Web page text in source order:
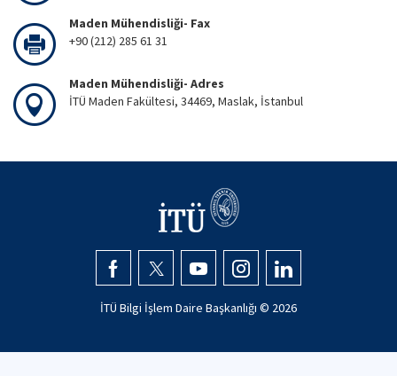
Maden Mühendisliği- Fax
+90 (212) 285 61 31
Maden Mühendisliği- Adres
İTÜ Maden Fakültesi, 34469, Maslak, İstanbul
İTÜ Bilgi İşlem Daire Başkanlığı © 2026